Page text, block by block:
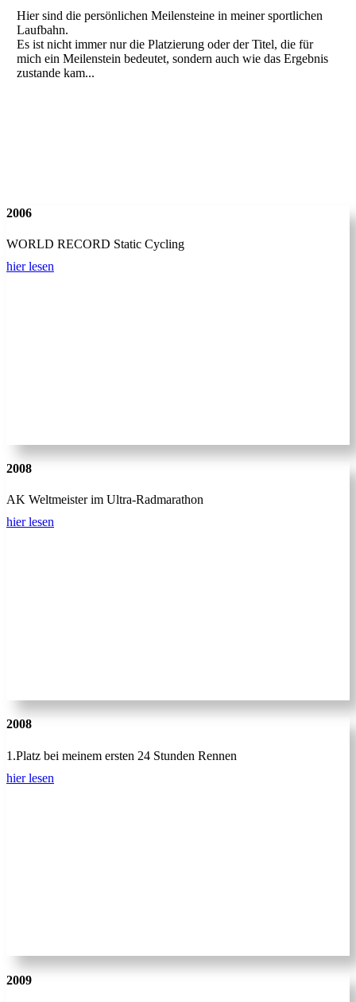
Hier sind die persönlichen Meilensteine in meiner sportlichen
Laufbahn.
Es ist nicht immer nur die Platzierung oder der Titel, die für
mich ein Meilenstein bedeutet, sondern auch wie das Ergebnis
zustande kam...
2006
WORLD RECORD Static Cycling
hier lesen
2008
AK Weltmeister im Ultra-Radmarathon
hier lesen
2008
1.Platz bei meinem ersten 24 Stunden Rennen
hier lesen
2009